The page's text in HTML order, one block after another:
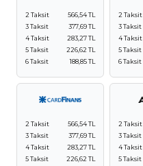
2 Taksit
566,54 TL
3 Taksit
377,69 TL
4 Taksit
283,27 TL
5 Taksit
226,62 TL
6 Taksit
188,85 TL
2 Taksit
3 Taksit
4 Taksit
5 Taksit
6 Taksit
2 Taksit
566,54 TL
3 Taksit
377,69 TL
4 Taksit
283,27 TL
5 Taksit
226,62 TL
2 Taksit
3 Taksit
4 Taksit
5 Taksit